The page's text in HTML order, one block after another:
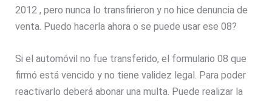
2012 , pero nunca lo transfirieron y no hice denuncia de
venta. Puedo hacerla ahora o se puede usar ese 08?
Si el automóvil no fue transferido, el formulario 08 que
firmó está vencido y no tiene validez legal. Para poder
reactivarlo deberá abonar una multa. Puede realizar la